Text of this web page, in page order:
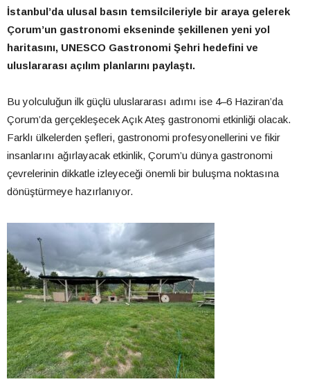
İstanbul’da ulusal basın temsilcileriyle bir araya gelerek
Çorum’un gastronomi ekseninde şekillenen yeni yol
haritasını, UNESCO Gastronomi Şehri hedefini ve
uluslararası açılım planlarını paylaştı.
Bu yolculuğun ilk güçlü uluslararası adımı ise 4–6 Haziran’da
Çorum’da gerçekleşecek Açık Ateş gastronomi etkinliği olacak.
Farklı ülkelerden şefleri, gastronomi profesyonellerini ve fikir
insanlarını ağırlayacak etkinlik, Çorum’u dünya gastronomi
çevrelerinin dikkatle izleyeceği önemli bir buluşma noktasına
dönüştürmeye hazırlanıyor.